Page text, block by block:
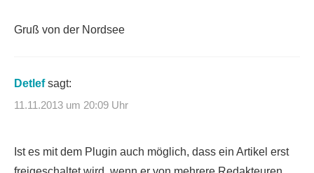
Gruß von der Nordsee
Detlef sagt:
11.11.2013 um 20:09 Uhr
Ist es mit dem Plugin auch möglich, dass ein Artikel erst